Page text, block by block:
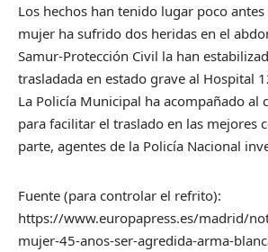
Los hechos han tenido lugar poco
mujer ha sufrido dos heridas en el
Samur-Protección Civil la han
trasladada en estado grave al Hospital
La Policía Municipal ha acompañado al
para facilitar el traslado en las mejores
parte, agentes de la Policía Nacional
Fuente (para controlar el refrito):
https://www.europapress.es/madrid/
mujer-45-anos-ser-agredida-arma-